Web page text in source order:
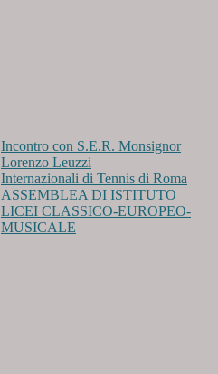
Incontro con S.E.R. Monsignor
Lorenzo Leuzzi
Internazionali di Tennis di Roma
ASSEMBLEA DI ISTITUTO
LICEI CLASSICO-EUROPEO-
MUSICALE